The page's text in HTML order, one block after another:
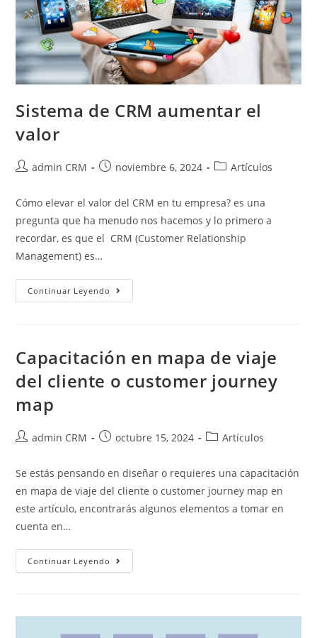
Sistema de CRM aumentar el
valor
admin CRM noviembre 6, 2024 Artículos
Cómo elevar el valor del CRM en tu empresa? es una
pregunta que ha menudo nos hacemos y lo primero a
recordar, es que el CRM (Customer Relationship
Management) es…
Continuar Leyendo
Capacitación en mapa de viaje
del cliente o customer journey
map
admin CRM octubre 15, 2024 Artículos
Se estás pensando en diseñar o requieres una capacitación
en mapa de viaje del cliente o customer journey map en
este artículo, encontrarás algunos elementos a tomar en
cuenta en…
Continuar Leyendo